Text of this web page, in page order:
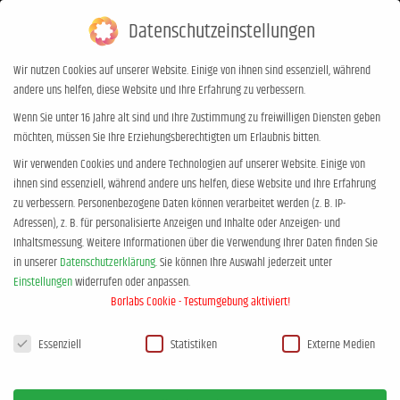
0,00€
Chill mal! mit den Pubertäts-Docs –
in Northeim DE
Sie befinden sich hier:
Start Event Chill mal! mit den Pubertäts-Docs…
DEZEMBER, 2026
Datenschutzeinstellungen
Wir nutzen Cookies auf unserer Website. Einige von ihnen sind essenziell, während
andere uns helfen, diese Website und Ihre Erfahrung zu verbessern.
Wenn Sie unter 16 Jahre alt sind und Ihre Zustimmung zu freiwilligen Diensten geben
möchten, müssen Sie Ihre Erziehungsberechtigten um Erlaubnis bitten.
Wir verwenden Cookies und andere Technologien auf unserer Website. Einige von
ihnen sind essenziell, während andere uns helfen, diese Website und Ihre Erfahrung
zu verbessern.Personenbezogene Daten können verarbeitet werden (z. B. IP-
Adressen), z. B. für personalisierte Anzeigen und Inhalte oder Anzeigen- und
Inhaltsmessung.Weitere Informationen über die Verwendung Ihrer Daten finden Sie
in unsererDatenschutzerklärung.Sie können Ihre Auswahl jederzeit unter
Einstellungenwiderrufen oder anpassen.
Borlabs Cookie - Testumgebung aktiviert!
Datenschutzeinstellungen
Essenziell Statistiken Externe Medien